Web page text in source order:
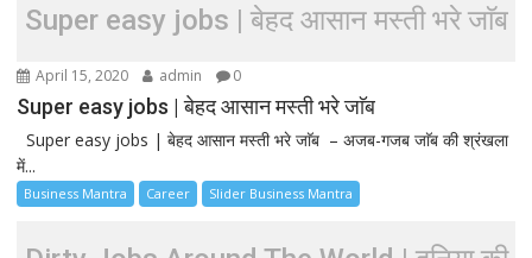
Super easy jobs | बेहद आसान मस्ती भरे जाॅब
April 15, 2020 admin 0
Super easy jobs | बेहद आसान मस्ती भरे जाॅब
Super easy jobs | बेहद आसान मस्ती भरे जाॅब – अजब-गजब जाॅब की श्रंखला
में...
Business Mantra Career Slider Business Mantra